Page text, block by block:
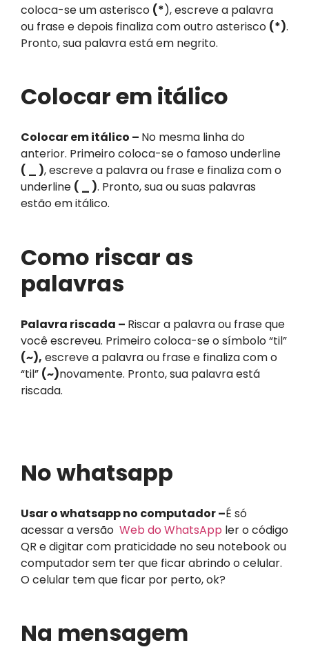
coloca-se um asterisco (*), escreve a palavra
ou frase e depois finaliza com outro asterisco (*).
Pronto, sua palavra está em negrito.
Colocar em itálico
Colocar em itálico – No mesma linha do
anterior. Primeiro coloca-se o famoso underline
( _ ), escreve a palavra ou frase e finaliza com o
underline ( _ ). Pronto, sua ou suas palavras
estão em itálico.
Como riscar as
palavras
Palavra riscada – Riscar a palavra ou frase que
você escreveu. Primeiro coloca-se o símbolo “til”
(~), escreve a palavra ou frase e finaliza com o
“til” (~)novamente. Pronto, sua palavra está
riscada.
No whatsapp
Usar o whatsapp no computador –É só
acessar a versão Web do WhatsApp ler o código
QR e digitar com praticidade no seu notebook ou
computador sem ter que ficar abrindo o celular.
O celular tem que ficar por perto, ok?
Na mensagem